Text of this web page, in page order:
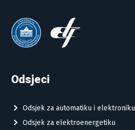
Odsjeci
Odsjek za automatiku i elektroniku
Odsjek za elektroenergetiku